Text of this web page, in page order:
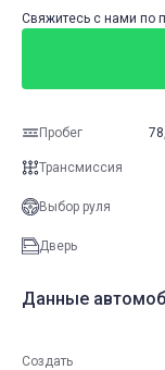
Свяжитесь с нами по
Пробег
Трансмиссия
Выбор руля
Дверь
Данные
Создать